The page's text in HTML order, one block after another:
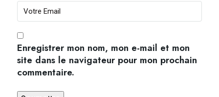
Enregistrer mon nom, mon e-mail et mon
site dans le navigateur pour mon prochain
commentaire.